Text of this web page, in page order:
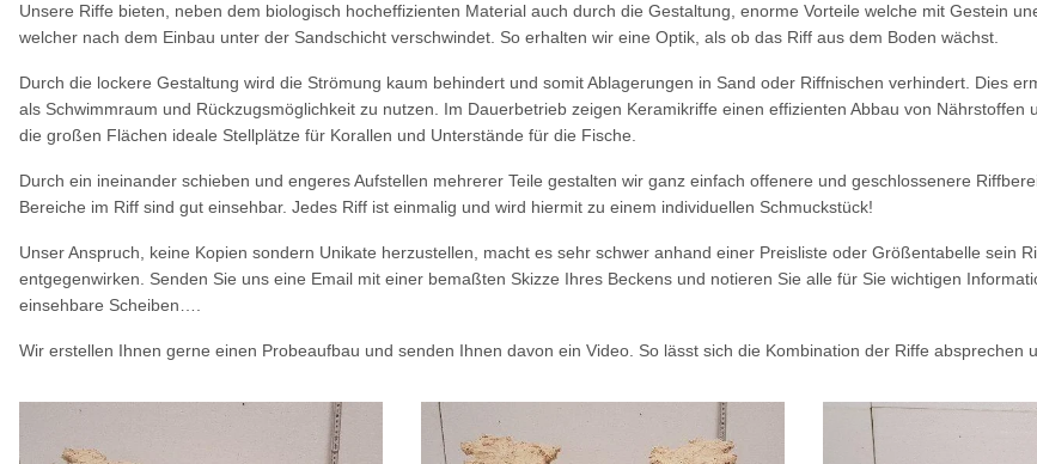
Unsere Riffe bieten, neben dem biologisch hocheffizienten Material auch durch die Gestaltung, enorme Vorteile welche mit Gestein
welcher nach dem Einbau unter der Sandschicht verschwindet. So erhalten wir eine Optik, als ob das Riff aus dem Boden wächst.
Durch die lockere Gestaltung wird die Strömung kaum behindert und somit Ablagerungen in Sand oder Riffnischen verhindert. Dies
als Schwimmraum und Rückzugsmöglichkeit zu nutzen. Im Dauerbetrieb zeigen Keramikriffe einen effizienten Abbau von
die großen Flächen ideale Stellplätze für Korallen und Unterstände für die Fische.
Durch ein ineinander schieben und engeres Aufstellen mehrerer Teile gestalten wir ganz einfach offenere und geschlossenere
Bereiche im Riff sind gut einsehbar. Jedes Riff ist einmalig und wird hiermit zu einem individuellen Schmuckstück!
Unser Anspruch, keine Kopien sondern Unikate herzustellen, macht es sehr schwer anhand einer Preisliste oder Größentabelle sein
entgegenwirken. Senden Sie uns eine Email mit einer bemaßten Skizze Ihres Beckens und notieren Sie alle für Sie wichtigen
einsehbare Scheiben….
Wir erstellen Ihnen gerne einen Probeaufbau und senden Ihnen davon ein Video. So lässt sich die Kombination der Riffe absprechen